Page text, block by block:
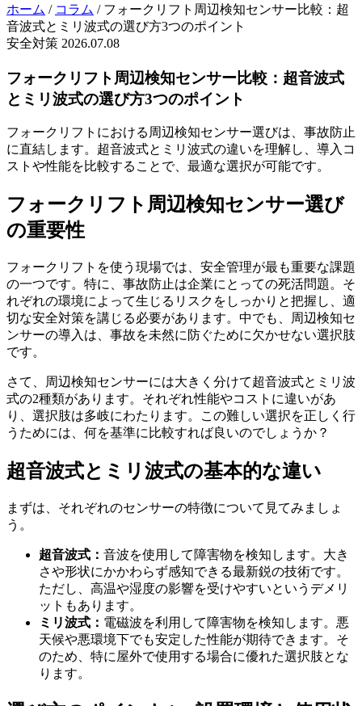
ホーム / コラム / フォークリフト周辺検知センサー比較：超
音波式とミリ波式の選び方3つのポイント
安全対策 2026.07.08
フォークリフト周辺検知センサー比較：超音波式
とミリ波式の選び方3つのポイント
フォークリフトにおける周辺検知センサー選びは、事故防止
に直結します。超音波式とミリ波式の違いを理解し、導入コ
ストや性能を比較することで、最適な選択が可能です。
フォークリフト周辺検知センサー選び
の重要性
フォークリフトを使う現場では、安全管理が最も重要な課題
の一つです。特に、事故防止は企業にとっての死活問題。そ
れぞれの環境によって生じるリスクをしっかりと把握し、適
切な安全対策を講じる必要があります。中でも、周辺検知セ
ンサーの導入は、事故を未然に防ぐために欠かせない選択肢
です。
さて、周辺検知センサーには大きく分けて超音波式とミリ波
式の2種類があります。それぞれ性能やコストに違いがあ
り、選択肢は多岐にわたります。この難しい選択を正しく行
うためには、何を基準に比較すれば良いのでしょうか？
超音波式とミリ波式の基本的な違い
まずは、それぞれのセンサーの特徴について見てみましょ
う。
超音波式： 音波を使用して障害物を検知します。大き
さや形状にかかわらず感知できる最新鋭の技術です。
ただし、高温や湿度の影響を受けやすいというデメリ
ットもあります。
ミリ波式： 電磁波を利用して障害物を検知します。悪
天候や悪環境下でも安定した性能が期待できます。そ
のため、特に屋外で使用する場合に優れた選択肢とな
ります。